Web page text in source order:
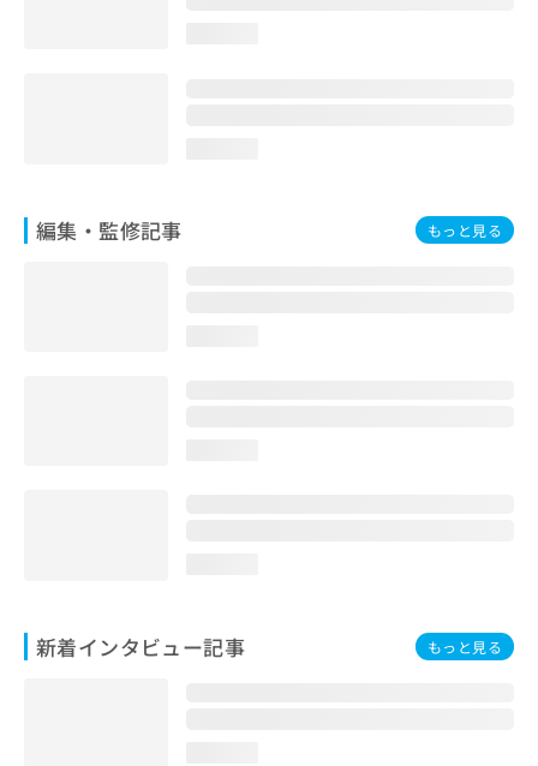
編集・監修記事 もっと見る
新着インタビュー記事 もっと見る